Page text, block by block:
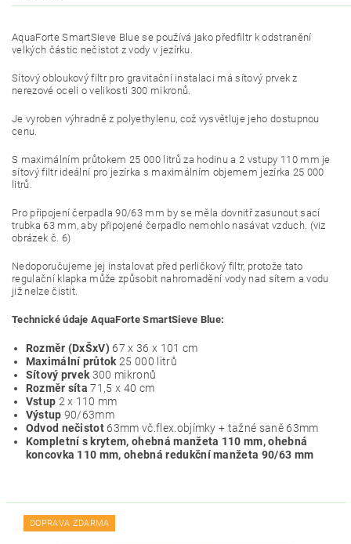
AquaForte SmartSieve Blue se používá jako předfiltr k odstranění
velkých částic nečistot z vody v jezírku.
Sítový obloukový filtr pro gravitační instalaci má sítový prvek z
nerezové oceli o velikosti 300 mikronů.
Je vyroben výhradně z polyethylenu, což vysvětluje jeho dostupnou
cenu.
S maximálním průtokem 25 000 litrů za hodinu a 2 vstupy 110 mm je
sítový filtr ideální pro jezírka s maximálním objemem jezírka 25 000
litrů.
Pro připojení čerpadla 90/63 mm by se měla dovnitř zasunout sací
trubka 63 mm, aby připojené čerpadlo nemohlo nasávat vzduch. (viz
obrázek č. 6)
Nedoporučujeme jej instalovat před perličkový filtr, protože tato
regulační klapka může způsobit nahromadění vody nad sítem a vodu
již nelze čistit.
Technické údaje AquaForte SmartSieve Blue:
Rozměr (DxŠxV) 67 x 36 x 101 cm
Maximální průtok 25 000 litrů
Sítový prvek 300 mikronů
Rozměr síta 71,5 x 40 cm
Vstup 2 x 110 mm
Výstup 90/63mm
Odvod nečistot 63mm vč.flex.objímky + tažné saně 63mm
Kompletní s krytem, ​​ohebná manžeta 110 mm, ohebná
koncovka 110 mm, ohebná redukční manžeta 90/63 mm
DOPRAVA ZDARMA